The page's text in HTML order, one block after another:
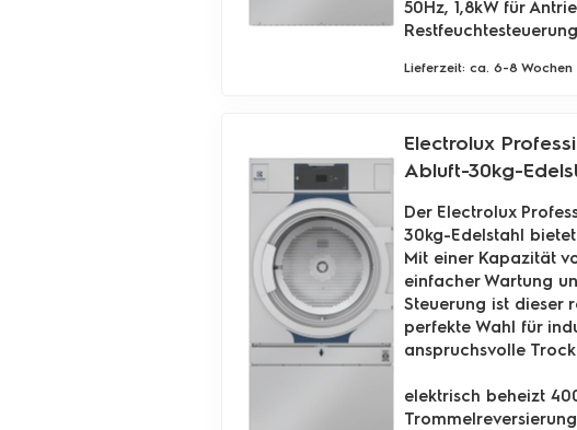
50Hz, 1,8kW für
Lieferzeit: ca. 6-8 Wochen
Electrolux
Abluft-30kg-
Der Electrolux
30kg-Edelstahl
Mit einer Kapazität
einfacher Wartung
Steuerung ist dieser
perfekte Wahl für
anspruchsvolle
elektrisch beheizt